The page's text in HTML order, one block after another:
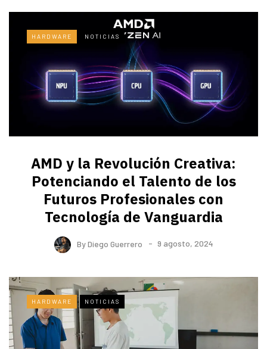
HARDWARE NOTICIAS
AMD y la Revolución Creativa:
Potenciando el Talento de los
Futuros Profesionales con
Tecnología de Vanguardia
ByDiego Guerrero 9 agosto, 2024
HARDWARE NOTICIAS